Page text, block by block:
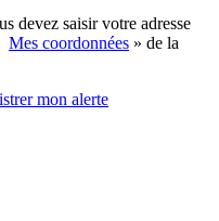
devez saisir votre adresse
Mes coordonnées » de la
mon alerte